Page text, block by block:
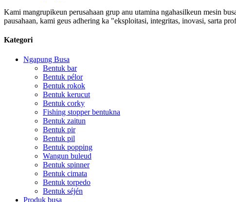
Kami mangrupikeun perusahaan grup anu utamina ngahasilkeun mesin
pausahaan, kami geus adhering ka "eksploitasi, integritas, inovasi, sarta
Kategori
Ngapung Busa
Bentuk bar
Bentuk pélor
Bentuk rokok
Bentuk kerucut
Bentuk corky
Fishing stopper bentukna
Bentuk zaitun
Bentuk pir
Bentuk pil
Bentuk popping
Wangun buleud
Bentuk spinner
Bentuk cimata
Bentuk torpedo
Bentuk séjén
Produk busa